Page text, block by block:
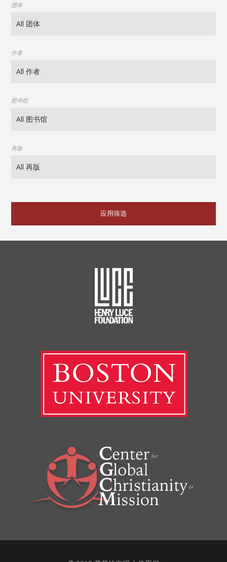
团体
作者
图书馆
再版
应用筛选